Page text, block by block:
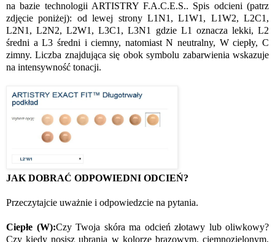
na bazie technologii ARTISTRY F.A.C.E.S.. Spis odcieni (patrz
zdjęcie poniżej): od lewej strony L1N1, L1W1, L1W2, L2C1,
L2N1, L2N2, L2W1, L3C1, L3N1 gdzie L1 oznacza lekki, L2
średni a L3 średni i ciemny, natomiast N neutralny, W ciepły, C
zimny. Liczba znajdująca się obok symbolu zabarwienia wskazuje
na intensywność tonacji.
JAK DOBRAĆ ODPOWIEDNI ODCIEŃ?
Przeczytajcie uważnie i odpowiedzcie na pytania.
Ciepłe (W):Czy Twoja skóra ma odcień złotawy lub oliwkowy?
Czy kiedy nosisz ubrania w kolorze brązowym, ciemnozielonym,